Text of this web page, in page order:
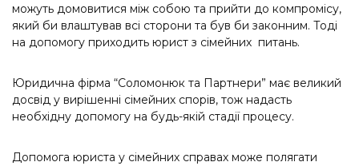
можуть домовитися між собою та прийти до компромісу,
який би влаштував всі сторони та був би законним. Тоді
на допомогу приходить юрист з сімейних питань.
Юридична фірма “Соломонюк та Партнери” має великий
досвід у вирішенні сімейних спорів, тож надасть
необхідну допомогу на будь-якій стадії процесу.
Допомога юриста у сімейних справах може полягати